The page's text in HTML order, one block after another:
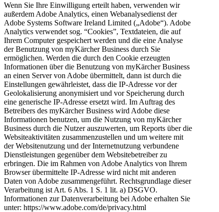
Wenn Sie Ihre Einwilligung erteilt haben, verwenden wir
außerdem Adobe Analytics, einen Webanalysedienst der
Adobe Systems Software Ireland Limited („Adobe“). Adobe
Analytics verwendet sog. “Cookies”, Textdateien, die auf
Ihrem Computer gespeichert werden und die eine Analyse
der Benutzung von myKärcher Business durch Sie
ermöglichen. Werden die durch den Cookie erzeugten
Informationen über die Benutzung von myKärcher Business
an einen Server von Adobe übermittelt, dann ist durch die
Einstellungen gewährleistet, dass die IP-Adresse vor der
Geolokalisierung anonymisiert und vor Speicherung durch
eine generische IP-Adresse ersetzt wird. Im Auftrag des
Betreibers des myKärcher Business wird Adobe diese
Informationen benutzen, um die Nutzung von myKärcher
Business durch die Nutzer auszuwerten, um Reports über die
Websiteaktivitäten zusammenzustellen und um weitere mit
der Websitenutzung und der Internetnutzung verbundene
Dienstleistungen gegenüber dem Websitebetreiber zu
erbringen. Die im Rahmen von Adobe Analytics von Ihrem
Browser übermittelte IP-Adresse wird nicht mit anderen
Daten von Adobe zusammengeführt. Rechtsgrundlage dieser
Verarbeitung ist Art. 6 Abs. 1 S. 1 lit. a) DSGVO.
Informationen zur Datenverarbeitung bei Adobe erhalten Sie
unter: https://www.adobe.com/de/privacy.html